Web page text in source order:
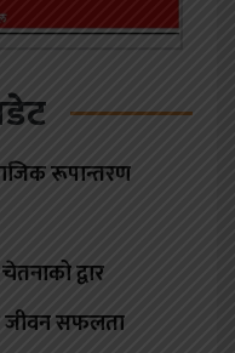
रूपान्तरण
द्वार
जीवन सफलता